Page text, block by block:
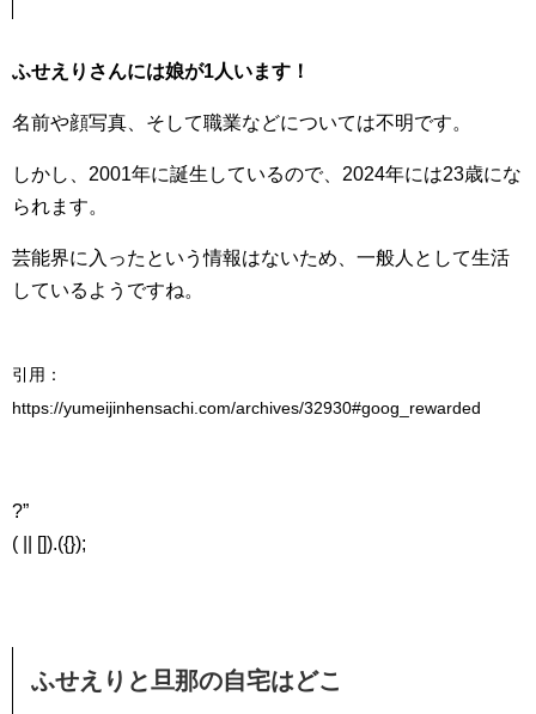
ふせえりさんには娘が1人います！
名前や顔写真、そして職業などについては不明です。
しかし、2001年に誕生しているので、2024年には23歳にな
られます。
芸能界に入ったという情報はないため、一般人として生活
しているようですね。
引用：
https://yumeijinhensachi.com/archives/32930#goog_rewarded
?”
( || []).({});
ふせえりと旦那の自宅はどこ